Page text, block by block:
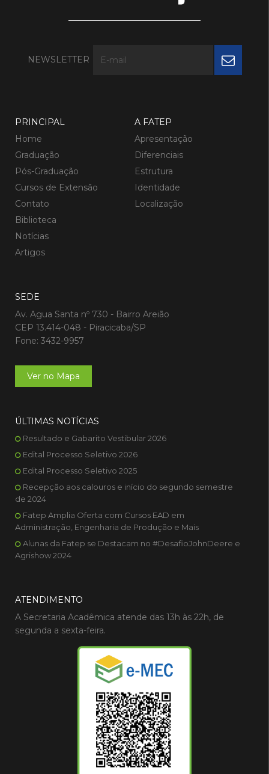
NEWSLETTER
PRINCIPAL
Home
Graduação
Pós-Graduação
Cursos de Extensão
Contato
Biblioteca
Notícias
Artigos
A FATEP
Apresentação
Diferenciais
Estrutura
Identidade
Localização
SEDE
Av. Agua Santa nº 730 - Bairro Areião
CEP 13.414-048 - Piracicaba/SP
Fone: 3432-9957
Ver no Mapa
ÚLTIMAS NOTÍCIAS
Resultado e Gabarito Vestibular 2026
Edital Processo Seletivo 2026
Edital Processo Seletivo 2025
Recepção aos calouros e início do segundo semestre
de 2024
Fatep Amplia Oferta com Cursos EAD em
Administração, Engenharia de Produção e Mais
Alunas da Fatep se Destacam no #DesafioJohnDeere e
Agrishow 2024
ATENDIMENTO
A Secretaria Acadêmica atende das 13h às 22h, de
segunda a sexta-feira.